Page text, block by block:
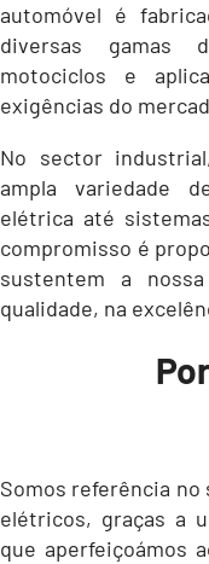
automóvel é
diversas gamas
motociclos e
exigências do
No sector
ampla variedade
elétrica até
compromisso é
sustentem a
qualidade, na
Somos referência
elétricos, graças a
que aperfeiçoámos